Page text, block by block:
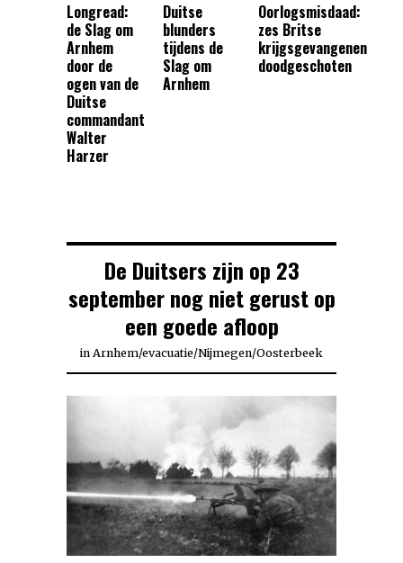
Longread:
de Slag om
Arnhem
door de
ogen van de
Duitse
commandant
Walter
Harzer
Duitse
blunders
tijdens de
Slag om
Arnhem
Oorlogsmisdaad:
zes Britse
krijgsgevangenen
doodgeschoten
De Duitsers zijn op 23
september nog niet gerust op
een goede afloop
in Arnhem/evacuatie/Nijmegen/Oosterbeek